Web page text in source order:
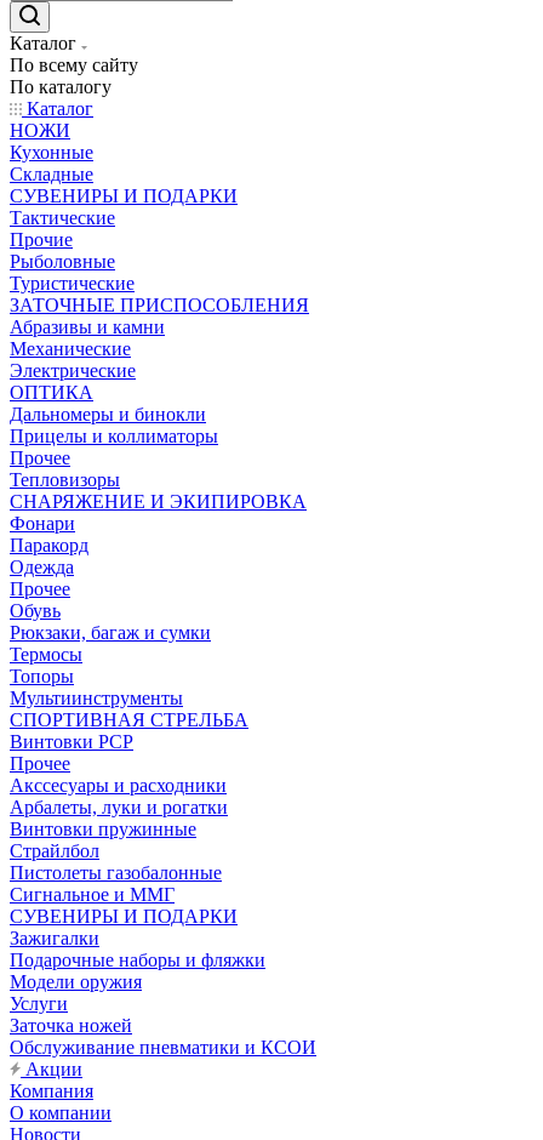
Каталог
По всему сайту
По каталогу
Каталог
НОЖИ
Кухонные
Складные
СУВЕНИРЫ И ПОДАРКИ
Тактические
Прочие
Рыболовные
Туристические
ЗАТОЧНЫЕ ПРИСПОСОБЛЕНИЯ
Абразивы и камни
Механические
Электрические
ОПТИКА
Дальномеры и бинокли
Прицелы и коллиматоры
Прочее
Тепловизоры
СНАРЯЖЕНИЕ И ЭКИПИРОВКА
Фонари
Паракорд
Одежда
Прочее
Обувь
Рюкзаки, багаж и сумки
Термосы
Топоры
Мультиинструменты
СПОРТИВНАЯ СТРЕЛЬБА
Винтовки PCP
Прочее
Акссесуары и расходники
Арбалеты, луки и рогатки
Винтовки пружинные
Страйлбол
Пистолеты газобалонные
Сигнальное и ММГ
СУВЕНИРЫ И ПОДАРКИ
Зажигалки
Подарочные наборы и фляжки
Модели оружия
Услуги
Заточка ножей
Обслуживание пневматики и КСОИ
Акции
Компания
О компании
Новости